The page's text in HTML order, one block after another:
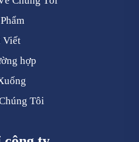
Viết
hợp
Tôi